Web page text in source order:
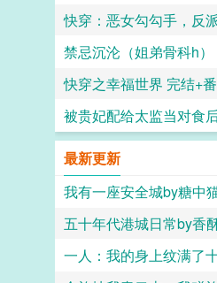
快穿：恶女勾勾手，反
禁忌沉沦（姐弟骨科h）
快穿之幸福世界 完结+
被贵妃配给太监当对食
最新更新
我有一座安全城by糖中
五十年代港城日常by香
一人：我的身上纹满了